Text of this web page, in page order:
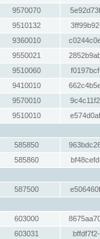
9570070
9510132
9360010
9550021
9510060
9410010
9570010
9510010
585850
585860
587500
603000
603031